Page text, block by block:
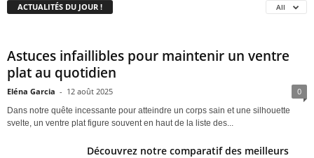
ACTUALITÉS DU JOUR ! All
Astuces infaillibles pour maintenir un ventre
plat au quotidien
Eléna Garcia - 12 août 2025 0
Dans notre quête incessante pour atteindre un corps sain et une silhouette
svelte, un ventre plat figure souvent en haut de la liste des...
Découvrez notre comparatif des meilleurs